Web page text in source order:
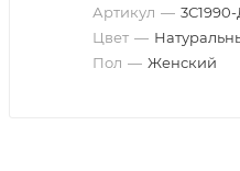
Артикул —
Цвет —
Пол — Женский